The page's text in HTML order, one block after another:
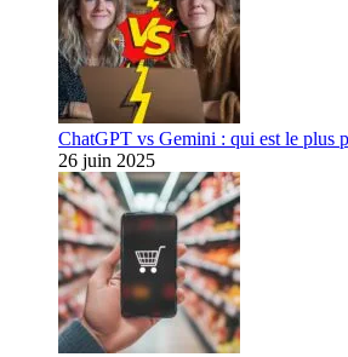
ChatGPT vs Gemini : qui est le plus
26 juin 2025